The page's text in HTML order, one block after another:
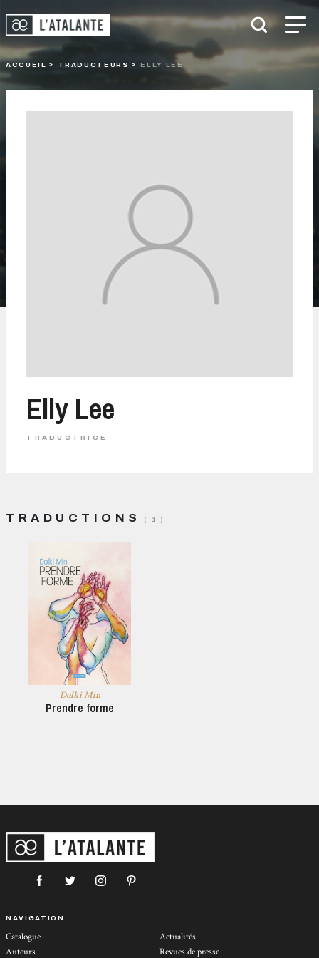
ACCUEIL TRADUCTEURS ELLY LEE
Elly Lee
TRADUCTRICE
TRADUCTIONS ( 1 )
Dolki Min
Prendre forme
NAVIGATION
Catalogue
Auteurs
Actualités
Revues de presse